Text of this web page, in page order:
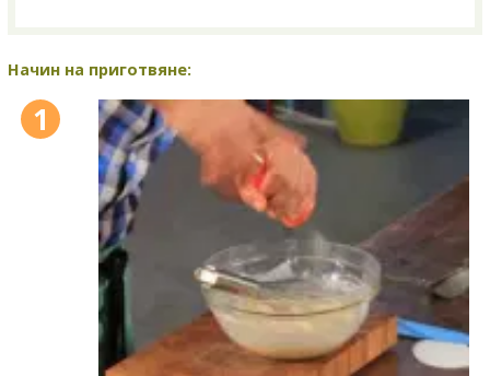
Начин на приготвяне:
1